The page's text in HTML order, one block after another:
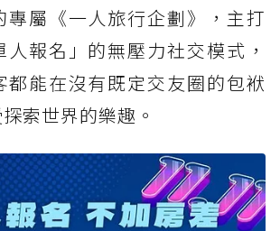
專屬《一人旅行企劃》，主打
人報名」的無壓力社交模式，
都能在沒有既定交友圈的包袱
索世界的樂趣。